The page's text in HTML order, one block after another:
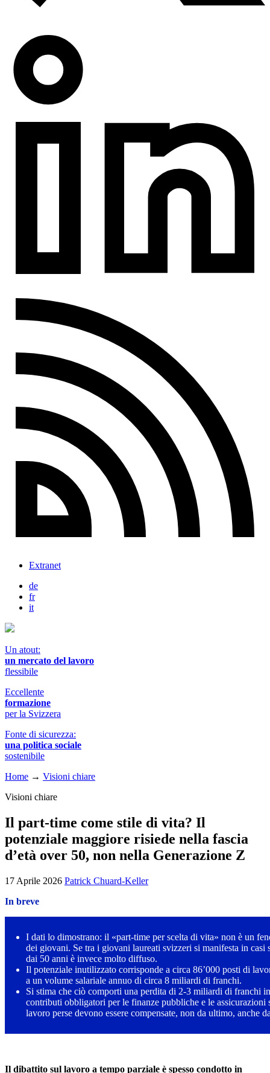
Extranet
de
fr
it
Un atout:
un mercato del lavoro
flessibile
Eccellente
formazione
per la Svizzera
Fonte di sicurezza:
una politica sociale
sostenibile
Home → Visioni chiare
Visioni chiare
Il part-time come stile di vita? Il
potenziale maggiore risiede nella fascia
d’età over 50, non nella Generazione Z
17 Aprile 2026 Patrick Chuard-Keller
In breve
I dati lo dimostrano: il «part-time per scelta di vita» non è un
dei giovani. Se tra i giovani laureati svizzeri si manifesta in casi
dai 50 anni è invece molto diffuso.
Il potenziale inutilizzato corrisponde a circa 86’000 posti di
a un volume salariale annuo di circa 8 miliardi di franchi.
Si stima che ciò comporti una perdita di 2-3 miliardi di franchi
contributi obbligatori per le finanze pubbliche e le assicurazioni
lavoro perse devono essere compensate, non da ultimo, anche
Il dibattito sul lavoro a tempo parziale è spesso condotto in